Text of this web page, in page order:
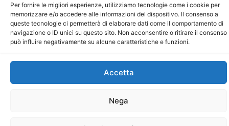
Per fornire le migliori esperienze, utilizziamo tecnologie come i cookie per
memorizzare e/o accedere alle informazioni del dispositivo. Il consenso a
queste tecnologie ci permetterà di elaborare dati come il comportamento di
navigazione o ID unici su questo sito. Non acconsentire o ritirare il consenso
può influire negativamente su alcune caratteristiche e funzioni.
Accetta
Nega